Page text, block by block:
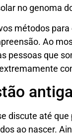
no genoma
métodos
Ao
pessoas que
antiga
discute até
ao nascer.